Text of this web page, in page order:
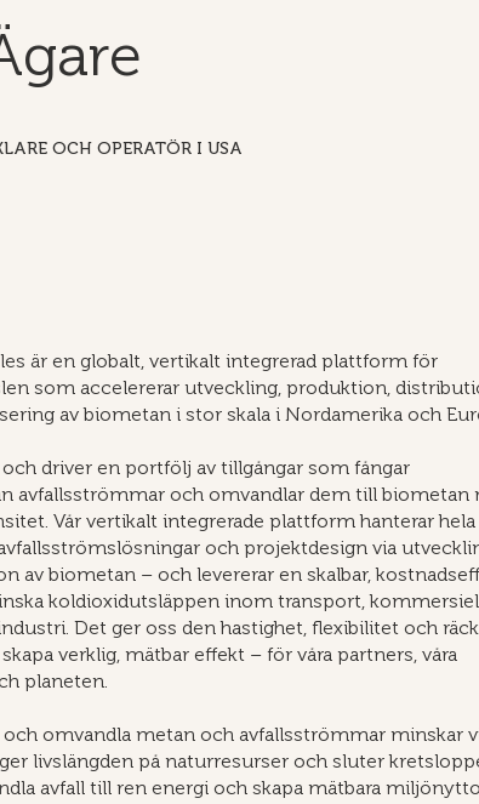
OCH OPERATÖR I USA
är en globalt, vertikalt integrerad plattform för
som accelererar utveckling, produktion,
av biometan i stor skala i Nordamerika och
och driver en portfölj av tillgångar som fångar
avfallsströmmar och omvandlar dem till biometan
Vår vertikalt integrerade plattform hanterar hela
och projektdesign via
av biometan – och levererar en skalbar,
koldioxidutsläppen inom transport,
Det ger oss den hastighet, flexibilitet och
verklig, mätbar effekt – för våra partners, våra
planeten.
omvandla metan och avfallsströmmar minskar
livslängden på naturresurser och sluter
avfall till ren energi och skapa mätbara